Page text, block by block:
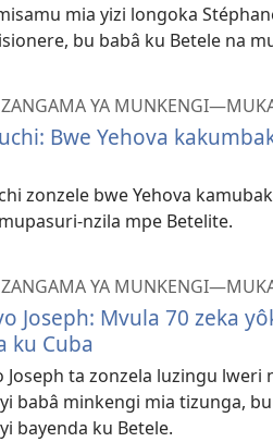
mia yizi longoka
bu babâ ku Betele na
ZANGAMA YA
Bwe Yehova
zonzele bwe Yehova
nzila mpe Betelite.
ZANGAMA YA
Joseph: Mvula 70 zeka
ku Cuba
Joseph ta zonzela luzingu lweri
babâ minkengi mia tizunga,
bayenda ku Betele.